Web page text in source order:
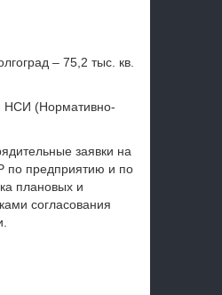
– 75,2 тыс. кв.
НСИ (Нормативно-
заявки на
по предприятию и по
плановых и
согласования